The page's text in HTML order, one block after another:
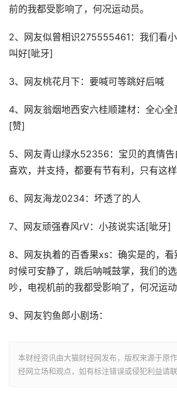
前的我都受影响了，何况运动员。
2、网友似曾相识275555461：我们看
叫好[呲牙]
3、网友桃花月下：要喊可等跳好后喊
4、网友翁烟地西安六桂顺建材：全心
[赞]
5、网友青山绿水52356：宝贝的真情
喜欢，并支持，都要有节有利，只有这样
6、网友海龙0234：坏透了的人
7、网友顽强春风rV：小孩说实话[呲牙]
8、网友执着的百香果xs：确实是的，看
时候可安静了，跳后呐喊鼓掌，我们的
吵，电视机前的我都受影响了，何况运动
9、网友钓鱼郎小剧场：
本财经资讯由大猫财经网发布，版权来源于原
经网立场和观点，如有标注错误或侵犯利益请联